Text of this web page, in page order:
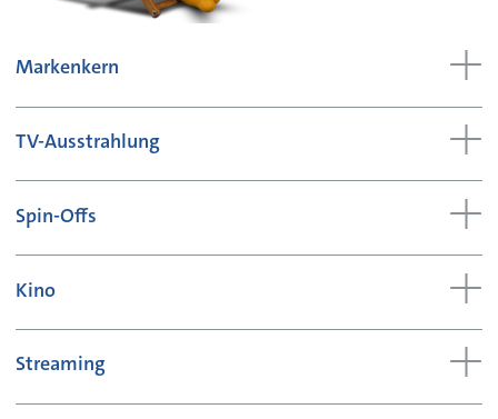
Markenkern
TV-Ausstrahlung
Spin-Offs
Kino
Streaming